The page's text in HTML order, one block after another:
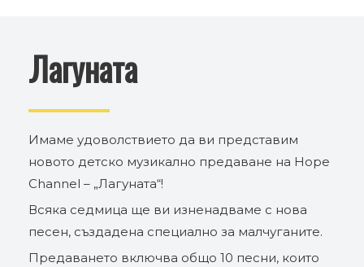
Лагуната
Имаме удоволствието да ви представим
новото детско музикално предаване на Hope
Channel – „Лагуната“!
Всяка седмица ще ви изненадваме с нова
песен, създадена специално за малчуганите.
Предаването включва общо 10 песни, които